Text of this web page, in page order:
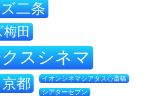
二条
梅田
スシネマ
都 イオンシネマシアタス心斎橋
シアターセブン